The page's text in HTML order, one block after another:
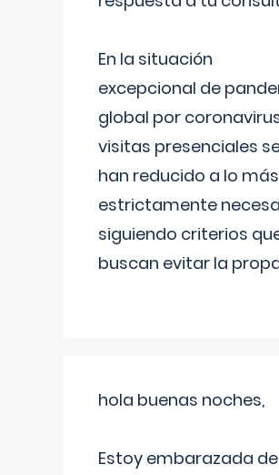
En la situación
excepcional de
global por
visitas presenciales
han reducido a lo más
estrictamente
siguiendo criterios
buscan evitar la
hola buenas noches,
Estoy embarazada